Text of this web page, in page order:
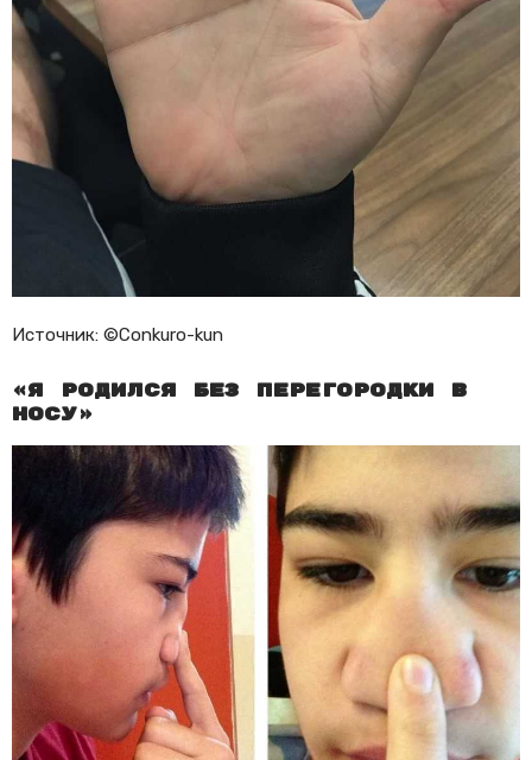
Источник: ©Conkuro-kun
«Я родился без перегородки в
носу»